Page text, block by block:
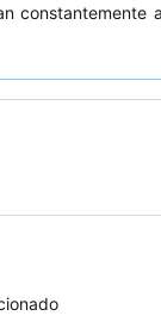
constantemente
los